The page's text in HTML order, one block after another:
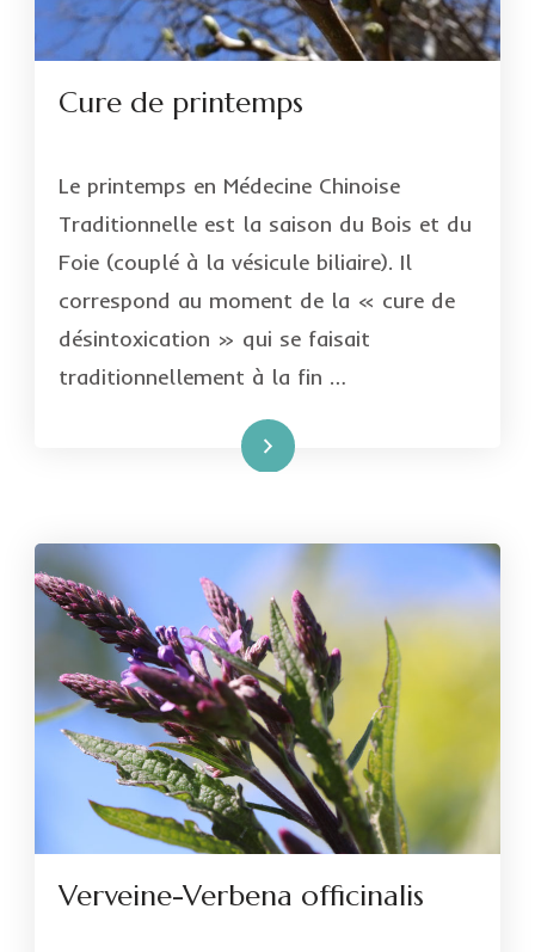
Cure de printemps
Le printemps en Médecine Chinoise
Traditionnelle est la saison du Bois et du
Foie (couplé à la vésicule biliaire). Il
correspond au moment de la « cure de
désintoxication » qui se faisait
traditionnellement à la fin …
Lire la suite
Verveine-Verbena officinalis